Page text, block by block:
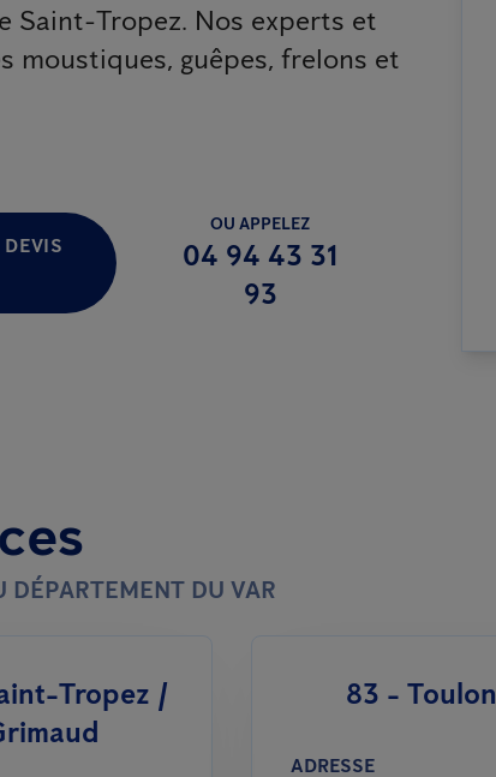
Saint-Tropez. Nos experts et
moustiques, guêpes, frelons et
OU APPELEZ
04 94 43 31
93
DU VAR
Tropez /
83 - Toulon
ADRESSE